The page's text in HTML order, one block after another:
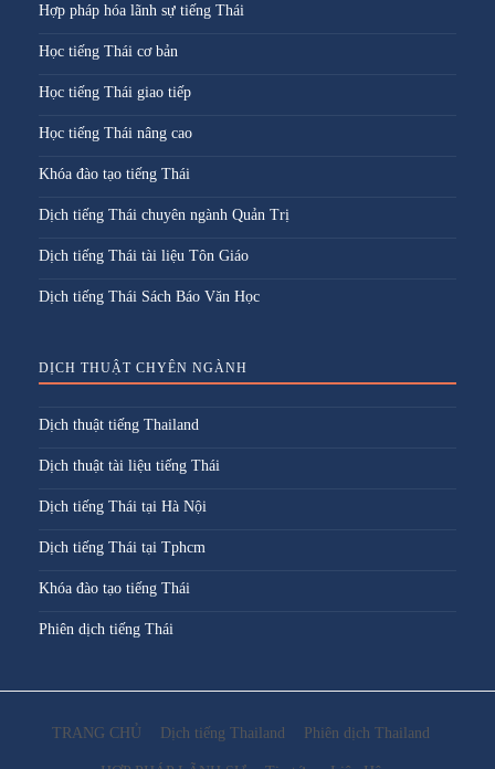
Hợp pháp hóa lãnh sự tiếng Thái
Học tiếng Thái cơ bản
Học tiếng Thái giao tiếp
Học tiếng Thái nâng cao
Khóa đào tạo tiếng Thái
Dịch tiếng Thái chuyên ngành Quản Trị
Dịch tiếng Thái tài liệu Tôn Giáo
Dịch tiếng Thái Sách Báo Văn Học
DỊCH THUẬT CHYÊN NGÀNH
Dịch thuật tiếng Thailand
Dịch thuật tài liệu tiếng Thái
Dịch tiếng Thái tại Hà Nội
Dịch tiếng Thái tại Tphcm
Khóa đào tạo tiếng Thái
Phiên dịch tiếng Thái
TRANG CHỦ Dịch tiếng Thailand Phiên dịch Thailand